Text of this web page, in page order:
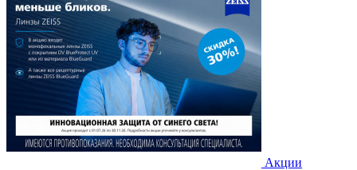
Акции